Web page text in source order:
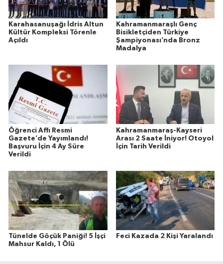
Karahasanuşağı İdris Altun
Kültür Kompleksi Törenle
Açıldı
Kahramanmaraşlı Genç
Bisikletçiden Türkiye
Şampiyonası’nda Bronz
Madalya
Öğrenci Affı Resmi
Gazete’de Yayımlandı!
Başvuru İçin 4 Ay Süre
Verildi
Kahramanmaraş-Kayseri
Arası 2 Saate İniyor! Otoyol
İçin Tarih Verildi
Tünelde Göçük Paniği! 5 İşçi
Mahsur Kaldı, 1 Ölü
Feci Kazada 2 Kişi Yaralandı